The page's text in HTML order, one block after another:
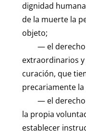
dignidad
de la muerte la
objeto;
— el derecho
extraordinarios
curación, que
precariamente
— el derecho
la propia
establecer